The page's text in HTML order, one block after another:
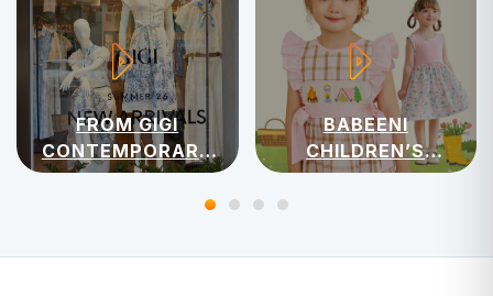
FROM GIGI
CONTEMPORARY
WOMENSWEAR
BABEENI
CHILDREN’S
APPAREL